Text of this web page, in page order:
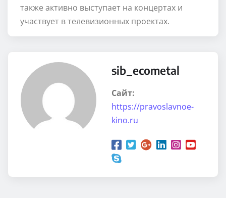
также активно выступает на концертах и
участвует в телевизионных проектах.
sib_ecometal
Сайт:
https://pravoslavnoe-
kino.ru